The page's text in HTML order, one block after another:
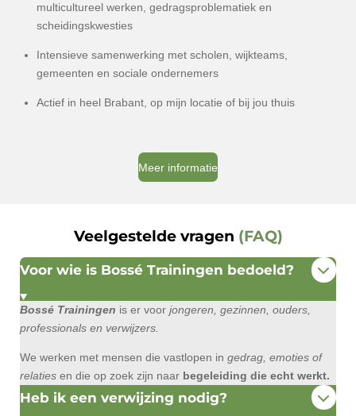
multicultureel werken, gedragsproblematiek en
scheidingskwesties
Intensieve samenwerking met scholen, wijkteams,
gemeenten en sociale ondernemers
Actief in heel Brabant, op mijn locatie of bij jou thuis
Meer informatie
Veelgestelde vragen (FAQ)
Voor wie is Bossé Trainingen bedoeld?
Bossé Trainingen is er voor jongeren, gezinnen, ouders,
professionals en verwijzers.
We werken met mensen die vastlopen in gedrag, emoties of
relaties en die op zoek zijn naar begeleiding die echt werkt.
Heb ik een verwijzing nodig?